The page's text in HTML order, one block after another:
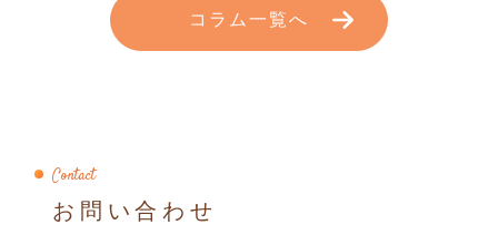
コラム一覧へ
Contact
お問い合わせ